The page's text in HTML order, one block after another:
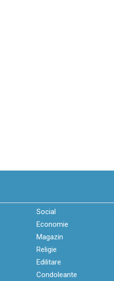
Social
Economie
Magazin
Religie
Edilitare
Condoleante